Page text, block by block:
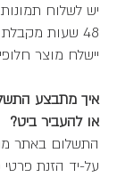
יש לשלוח
48 שעות
יישלח מוצר
איך מתבצע
או להעביר ביט?
התשלום באתר
על-יד הזנת